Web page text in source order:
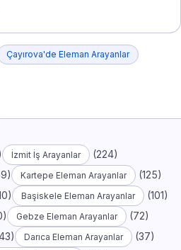
Çayırova'de Eleman Arayanlar
İzmit İş Arayanlar (224)
Kartepe Eleman Arayanlar (125)
Başiskele Eleman Arayanlar (101)
Gebze Eleman Arayanlar (72)
Darıca Eleman Arayanlar (37)